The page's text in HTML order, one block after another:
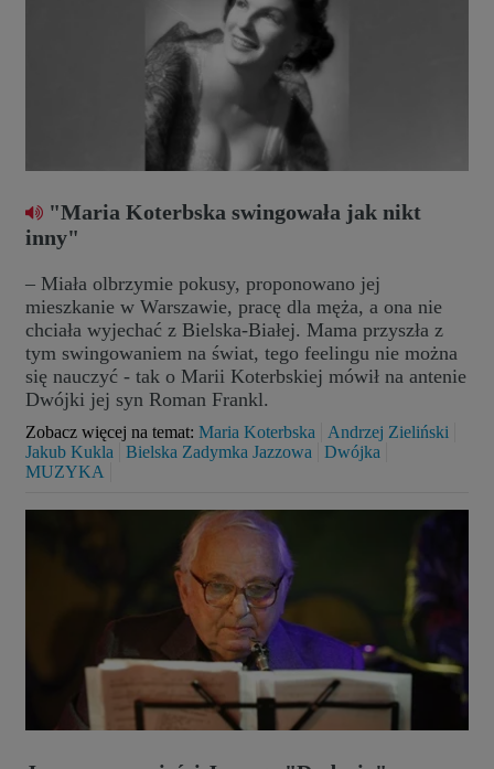
"Maria Koterbska swingowała jak nikt
inny"
– Miała olbrzymie pokusy, proponowano jej
mieszkanie w Warszawie, pracę dla męża, a ona nie
chciała wyjechać z Bielska-Białej. Mama przyszła z
tym swingowaniem na świat, tego feelingu nie można
się nauczyć - tak o Marii Koterbskiej mówił na antenie
Dwójki jej syn Roman Frankl.
Zobacz więcej na temat: Maria Koterbska
Andrzej Zieliński
Jakub Kukla
Bielska Zadymka Jazzowa
Dwójka
MUZYKA